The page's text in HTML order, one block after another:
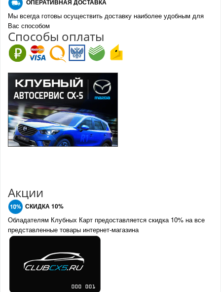
ОПЕРАТИВНАЯ ДОСТАВКА
Мы всегда готовы осуществить доставку наиболее удобным для
Вас способом
Способы оплаты
Акции
СКИДКА 10%
Обладателям Клубных Карт предоставляется скидка 10% на все
представленные товары интернет-магазина